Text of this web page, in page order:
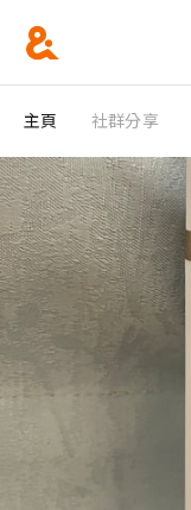
主頁 社群分享